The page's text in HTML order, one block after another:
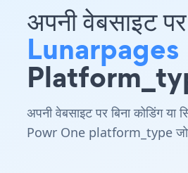
अपनी वेबसाइट
Lunarpages
अपनी वेबसाइट पर बिना कोडिंग
Powr One platform_type